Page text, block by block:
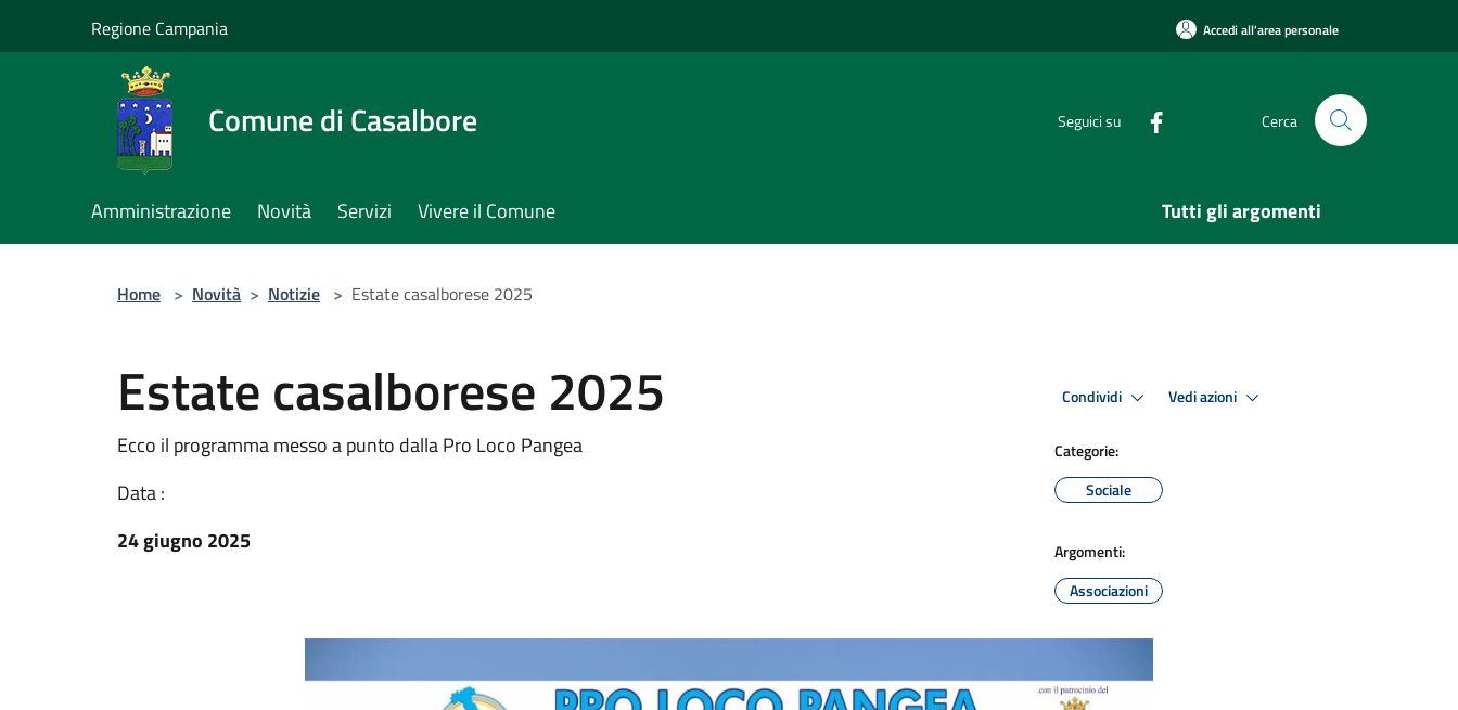
Regione Campania Accedi all'area personale
Comune di Casalbore Seguici su Cerca
Amministrazione Novità Servizi Vivere il Comune Tutti gli argomenti
Home > Novità > Notizie > Estate casalborese 2025
Estate casalborese 2025
Ecco il programma messo a punto dalla Pro Loco Pangea
Data :
24 giugno 2025
Condividi Vedi azioni
Categorie:
Sociale
Argomenti:
Associazioni